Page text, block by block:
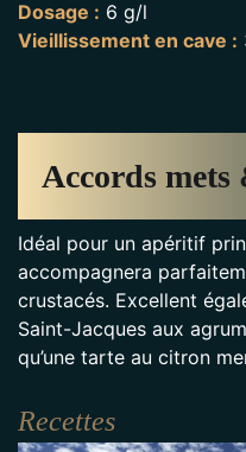
Dosage : 6 g/l
Vieillissement en cave :
Accords mets
Idéal pour un apéritif
accompagnera
crustacés. Excellent
Saint-Jacques aux
qu’une tarte au citron
Recettes